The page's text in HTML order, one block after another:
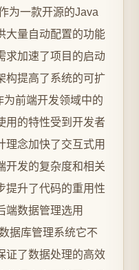
为一款开源的Java
大量自动配置的功能
求加速了项目的启动
构提高了系统的可扩
为前端开发领域中的
用的特性受到开发者
理念加快了交互式用
开发的复杂度和相关
提升了代码的重用性
端数据管理选用
据库管理系统它不
证了数据处理的高效